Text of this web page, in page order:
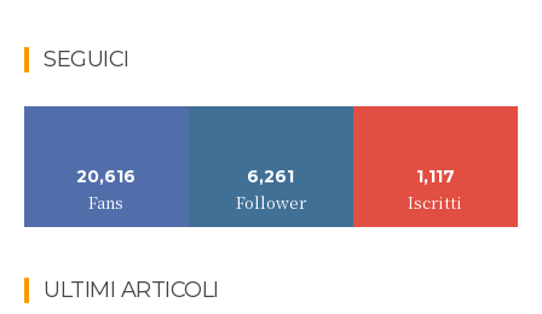
SEGUICI
20,616
Fans
6,261
Follower
1,117
Iscritti
ULTIMI ARTICOLI